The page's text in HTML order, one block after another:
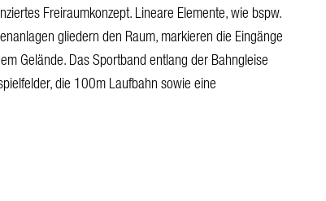
Freiraumkonzept. Lineare Elemente, wie bspw.
gliedern den Raum, markieren die Eingänge
Gelände. Das Sportband entlang der Bahngleise
die 100m Laufbahn sowie eine